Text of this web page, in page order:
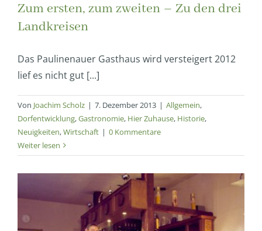
Zum ersten, zum zweiten – Zu den drei
Landkreisen
Das Paulinenauer Gasthaus wird versteigert 2012
lief es nicht gut [...]
Von Joachim Scholz | 7. Dezember 2013 | Allgemein,
Dorfentwicklung,Gastronomie, Hier Zuhause, Historie,
Neuigkeiten,Wirtschaft | 0 Kommentare
Weiter lesen